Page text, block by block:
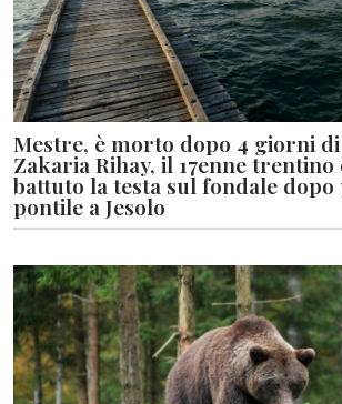
Mestre, è morto dopo 4 giorni
Zakaria Rihay, il 17enne trentino
battuto la testa sul fondale
pontile a Jesolo